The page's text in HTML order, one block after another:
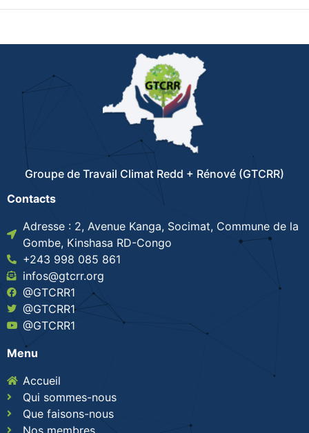
Groupe de Travail Climat Redd + Rénové (GTCRR)
Contacts
Adresse : 2, Avenue Kanga, Socimat, Commune de la
Gombe, Kinshasa RD-Congo
+243 998 085 861
infos@gtcrr.org
@GTCRR1
@GTCRR1
@GTCRR1
Menu
Accueil
Qui sommes-nous
Que faisons-nous